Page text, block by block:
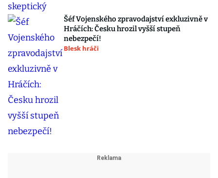
Šéf Vojenského zpravodajství exkluzivně v
Hráčích: Česku hrozil vyšší stupeň
nebezpečí!
Blesk hráči